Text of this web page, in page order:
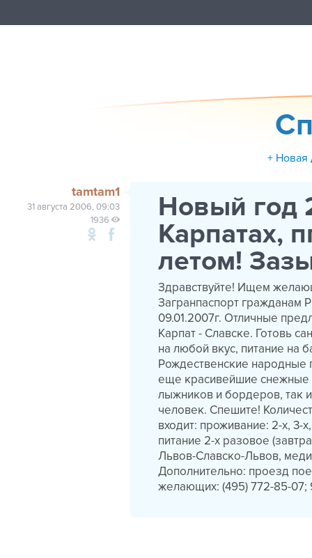
+ Новая
tamtam1
31 августа 2006, 09:03
1936
Новый год
Карпатах,
летом!
Здравствуйте! Ищем
Загранпаспорт гражданам
09.01.2007г. Отличные
Карпат - Славске. Готовь
на любой вкус, питание на
Рождественские народные
еще красивейшие снежные
лыжников и бордеров, так
человек. Спешите!
входит: проживание: 2-х, 3-
питание 2-х разовое
Львов-Славско-Львов,
Дополнительно: проезд
желающих: (495) 772-85-07;